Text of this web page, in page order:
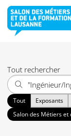
Tout rechercher
Tout Exposants
Salon des Métiers et